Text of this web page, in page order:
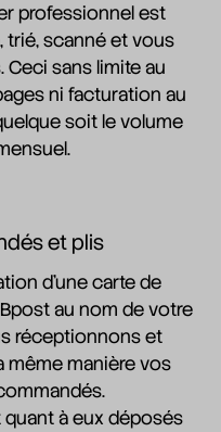
professionnel est
trié, scanné et vous
Ceci sans limite au
ni facturation au
soit le volume
et plis
d'une carte de
au nom de votre
réceptionnons et
même manière vos
quant à eux déposés